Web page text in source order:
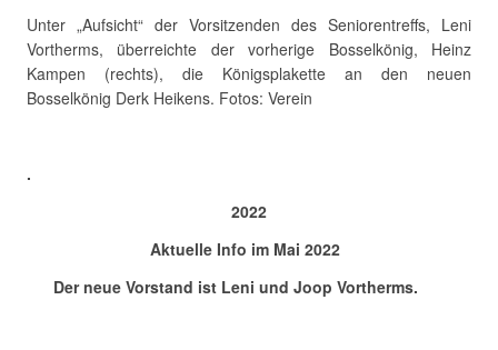
Unter „Aufsicht“ der Vorsitzenden des Seniorentreffs, Leni
Vortherms, überreichte der vorherige Bosselkönig, Heinz
Kampen (rechts), die Königsplakette an den neuen
Bosselkönig Derk Heikens. Fotos: Verein
.
2022
Aktuelle Info im Mai 2022
Der neue Vorstand ist Leni und Joop Vortherms.